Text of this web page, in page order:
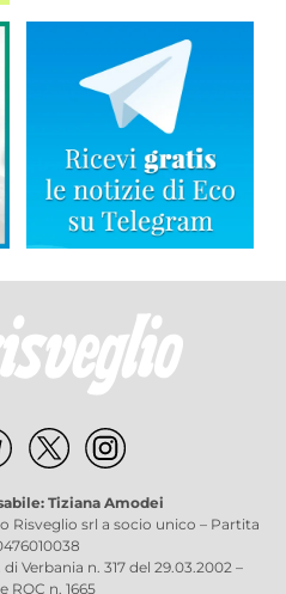
Tiziana Amodei
Risveglio srl a socio unico – Partita
Verbania n. 317 del 29.03.2002 –
ROC n. 1665